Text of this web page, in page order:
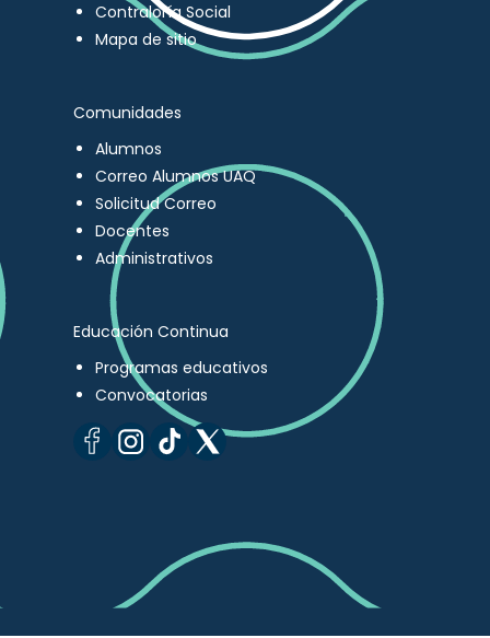
Contraloría Social
Mapa de sitio
Comunidades
Alumnos
Correo Alumnos UAQ
Solicitud Correo
Docentes
Administrativos
Educación Continua
Programas educativos
Convocatorias